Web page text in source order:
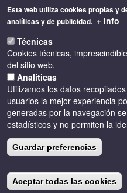
Esta web utiliza cookies propias y
analíticas y de publicidad. + Info
Técnicas
Cookies técnicas,
del sitio web.
Analíticas
Utilizamos los datos
usuarios la mejor experiencia
generadas por la navegación
estadísticos y no permiten la
Guardar preferencias
Aceptar todas las cookies
Pasar
principal
Bodegas de Costers del
online o hacen envío a